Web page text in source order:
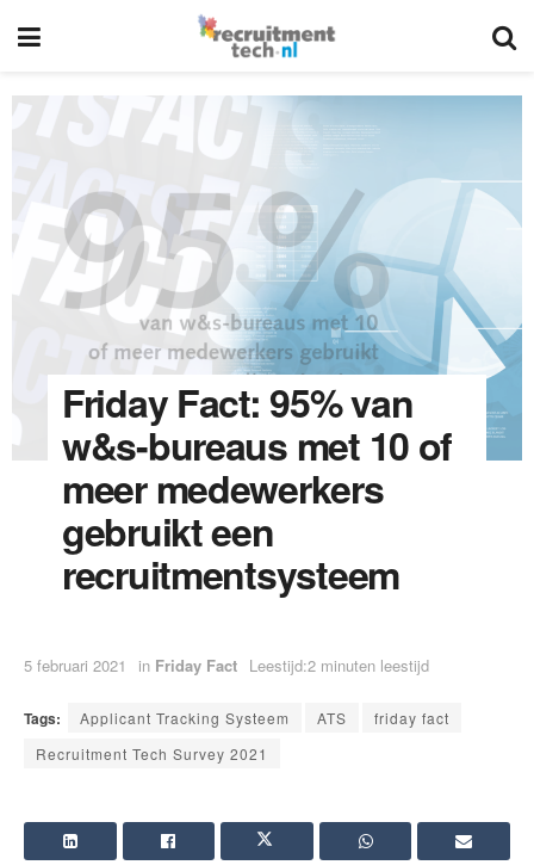
Friday Fact: 95% van
w&s-bureaus met 10 of
meer medewerkers
gebruikt een
recruitmentsysteem
5 februari 2021 in Friday Fact Leestijd:2 minuten leestijd
Tags: Applicant Tracking Systeem ATS
friday fact
Recruitment Tech Survey 2021